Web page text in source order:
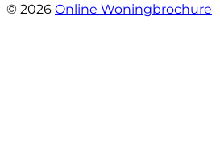
© 2026 Online Woningbrochure